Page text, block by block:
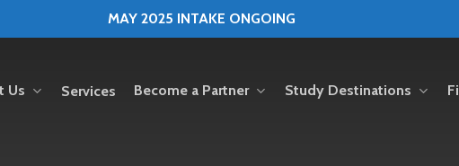
MAY 2025 INTAKE ONGOING
Us Services Become a Partner Study Destinations